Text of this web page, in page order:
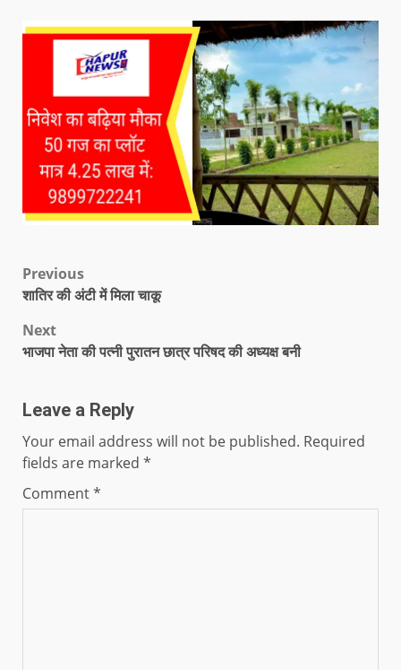
Previous
शातिर की अंटी में मिला चाकू
Next
भाजपा नेता की पत्नी पुरातन छात्र परिषद की अध्यक्ष बनी
Leave a Reply
Your email address will not be published. Required
fields are marked *
Comment*